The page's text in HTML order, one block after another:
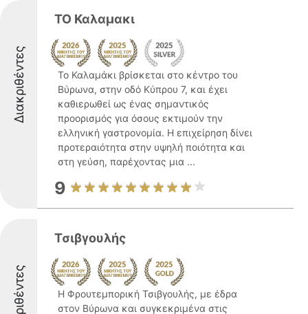
Διακριθέντες
ΤΟ Καλαμακι
Το Καλαμάκι βρίσκεται στο κέντρο του
Βύρωνα, στην οδό Κύπρου 7, και έχει
καθιερωθεί ως ένας σημαντικός
προορισμός για όσους εκτιμούν την
ελληνική γαστρονομία. Η επιχείρηση δίνει
προτεραιότητα στην υψηλή ποιότητα και
στη γεύση, παρέχοντας μια ...
9
Τσιβγουλής
Η Φρουτεμπορική Τσιβγουλής, με έδρα
στον Βύρωνα και συγκεκριμένα στις